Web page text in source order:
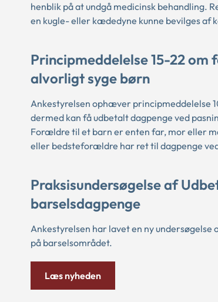
henblik på at undgå medicinsk behandling.
en kugle- eller kædedyne kunne bevilges
Principmeddelelse 15-22
alvorligt syge børn
Ankestyrelsen ophæver principmeddelelse
dermed kan få udbetalt dagpenge ved
Forældre til et barn er enten far, mor eller
eller bedsteforældre har ret til dagpenge
Praksisundersøgelse af
barselsdagpenge
Ankestyrelsen har lavet en ny
på barselsområdet.
Læs nyheden